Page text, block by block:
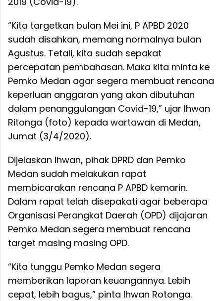
“Kita targetkan bulan Mei ini, P APBD 2020
sudah disahkan, memang normalnya bulan
Agustus. Tetali, kita sudah sepakat
percepatan pembahasan. Maka kita minta ke
Pemko Medan agar segera membuat rencana
keperluan anggaran yang akan dibutuhan
dalam penanggulangan Covid-19,” ujar Ihwan
Ritonga (foto) kepada wartawan di Medan,
Jumat (3/4/2020).
Dijelaskan Ihwan, pihak DPRD dan Pemko
Medan sudah melakukan rapat
membicarakan rencana P APBD kemarin.
Dalam rapat telah disepakati agar beberapa
Organisasi Perangkat Daerah (OPD) dijajaran
Pemko Medan segera membuat rencana
target masing masing OPD.
“Kita tunggu Pemko Medan segera
memberikan laporan keuangannya. Lebih
cepat, lebih bagus,” pinta Ihwan Rotonga.